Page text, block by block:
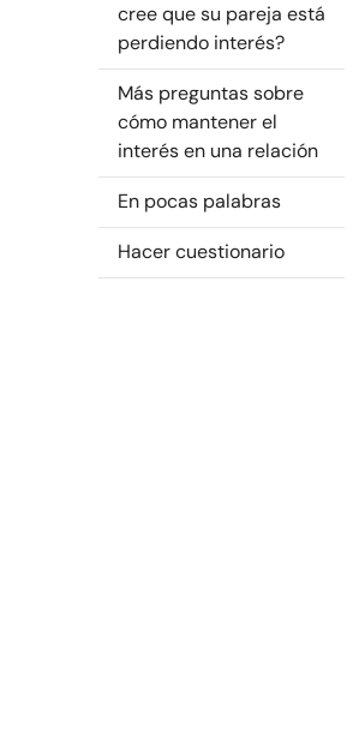
cree que su pareja está
perdiendo interés?
Más preguntas sobre
cómo mantener el
interés en una relación
En pocas palabras
Hacer cuestionario